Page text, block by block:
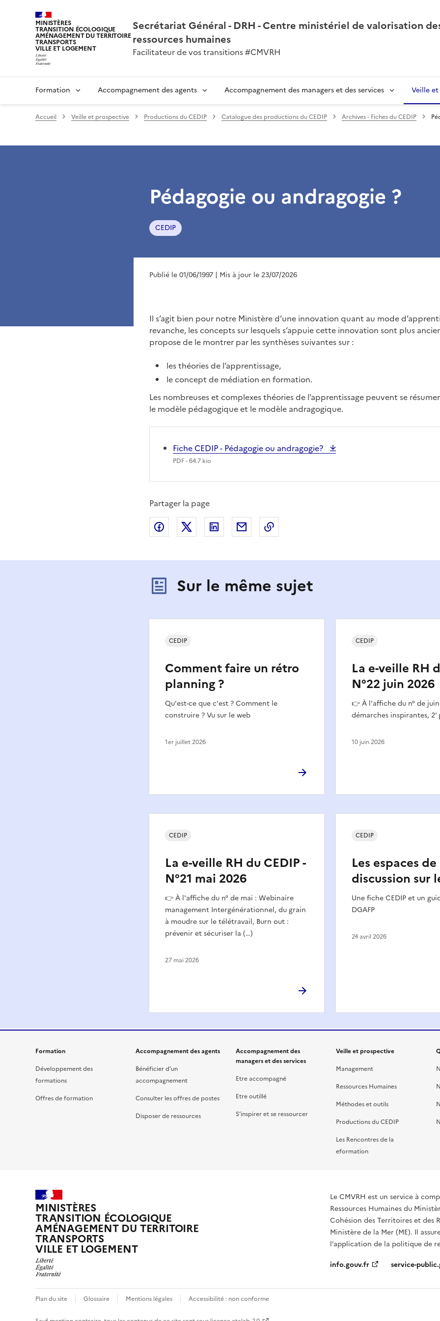
MINISTÈRES
TRANSITION ÉCOLOGIQUE
AMÉNAGEMENT DU TERRITOIRE
TRANSPORTS
VILLE ET LOGEMENT
Secrétariat Général - DRH - Centre ministériel de valorisation
ressources humaines
Facilitateur de vos transitions #CMVRH
Formation Accompagnement des agents Accompagnement des managers et des services Veille
Accueil Veille et prospective Productions du CEDIP Catalogue des productions du CEDIP Archives - Fiches du CEDIP
Pédagogie ou andragogie ?
CEDIP
Publié le 01/06/1997 | Mis à jour le 23/07/2026
Il s’agit bien pour notre Ministère d’une innovation quant au mode
revanche, les concepts sur lesquels s’appuie cette innovation sont plus
propose de le montrer par les synthèses suivantes sur :
les théories de l’apprentissage,
le concept de médiation en formation.
Les nombreuses et complexes théories de l’apprentissage peuvent se
le modèle pédagogique et le modèle andragogique.
Fiche CEDIP - Pédagogie ou andragogie?
PDF- 64.7 kio
Partager la page
Partager sur Facebook
Partager sur XPartager sur LinkedIn
Partager par email
Sur le même sujet
Comment faire un rétro
planning ?
Qu'est-ce que c'est ? Comment le
construire ? Vu sur le web
CEDIP
1er juillet 2026
La e-veille RH
N°22 juin 2026
👉 À l'affiche du n° de
démarches inspirantes, 2'
CEDIP
10 juin 2026
La e-veille RH du CEDIP -
N°21 mai 2026
👉 À l'affiche du n° de mai : Webinaire
management Intergénérationnel, du grain
à moudre sur le télétravail, Burn out :
prévenir et sécuriser la (…)
CEDIP
27 mai 2026
Les espaces de
discussion sur
Une fiche CEDIP et un
DGAFP
CEDIP
24 avril 2026
Formation
Développement des
formations
Offres de formation
Accompagnement des agents
Bénéficier d’un
accompagnement
Consulter les offres de postes
Disposer de ressources
Accompagnement des
managers et des services
Etre accompagné
Etre outillé
S’inspirer et se ressourcer
Veille et prospective
Management
Ressources Humaines
Méthodes et outils
Productions du CEDIP
Les Rencontres de la
eformation
MINISTÈRES
TRANSITION ÉCOLOGIQUE
AMÉNAGEMENT DU TERRITOIRE
TRANSPORTS
VILLE ET LOGEMENT
Le CMVRH est un service à
Ressources Humaines du
Cohésion des Territoires et des
Ministère de la Mer (ME). Il
l’application de la politique de
info.gouv.fr
service-
Plan du site Glossaire Mentions légales Accessibilité : non conforme